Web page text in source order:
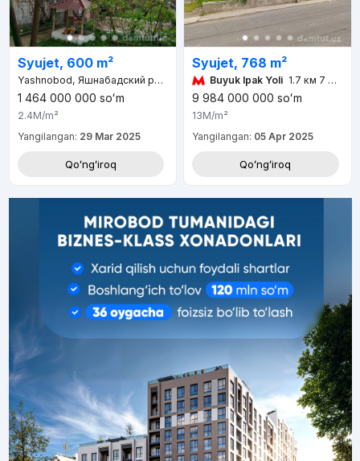
Syujet, 600 m²
Yashnobod, Яшнабадский район, Ташкент, 100000, Узбекистан
1 464 000 000 soʻm
2.4M/m²
Yangilangan: 29 Mar 2025
Qoʻngʻiroq
Syujet, 768 m²
Buyuk Ipak Yoli 1.7 км 7 мин
9 984 000 000 soʻm
13M/m²
Yangilangan: 05 Apr 2025
Qoʻngʻiroq